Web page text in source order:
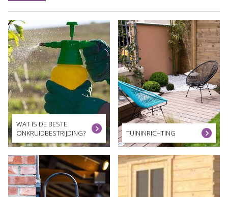
WAT IS DE BESTE
ONKRUIDBESTRIJDING?
TUININRICHTING